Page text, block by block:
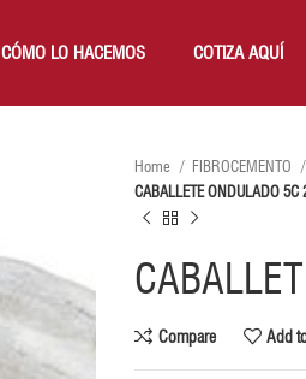
CÓMO LO HACEMOS COTIZA AQUÍ
Home FIBROCEMENTO
CABALLETE ONDULADO 5C
Compare Add